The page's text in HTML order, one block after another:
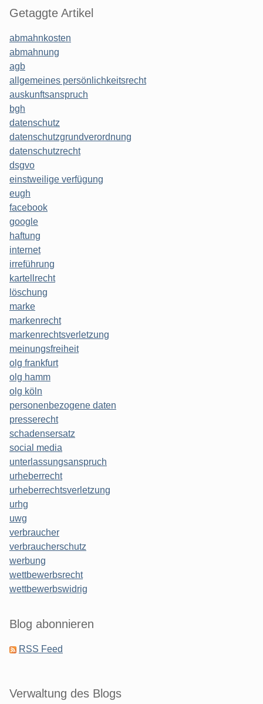
Getaggte Artikel
abmahnkosten
abmahnung
agb
allgemeines persönlichkeitsrecht
auskunftsanspruch
bgh
datenschutz
datenschutzgrundverordnung
datenschutzrecht
dsgvo
einstweilige verfügung
eugh
facebook
google
haftung
internet
irreführung
kartellrecht
löschung
marke
markenrecht
markenrechtsverletzung
meinungsfreiheit
olg frankfurt
olg hamm
olg köln
personenbezogene daten
presserecht
schadensersatz
social media
unterlassungsanspruch
urheberrecht
urheberrechtsverletzung
urhg
uwg
verbraucher
verbraucherschutz
werbung
wettbewerbsrecht
wettbewerbswidrig
Blog abonnieren
RSS Feed
Verwaltung des Blogs